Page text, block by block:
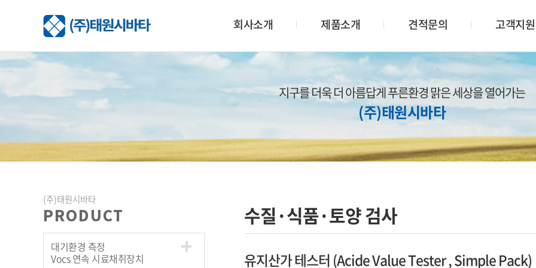
회사소개 제품소개 견적문의 고객지원
지구를 더욱 더 아름답게 푸른환경 맑은 세상을 열어가는
(주)태원시바타
(주)태원시바타
PRODUCT
대기환경 측정
Vocs 연속 시료채취장치
수질·식품·토양 검사
유지산가 테스터 (Acide Value Tester , Simple Pack)